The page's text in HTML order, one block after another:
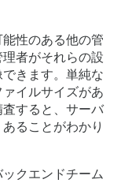
性のある他の管
者がそれらの設
きます。単純な
イルサイズがあ
すると、サーバ
あることがわかり
クエンドチーム